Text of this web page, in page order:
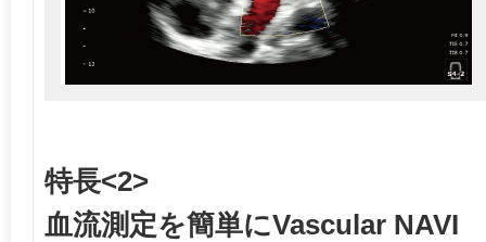
特長<2>
血流測定を簡単にVascular NAVI